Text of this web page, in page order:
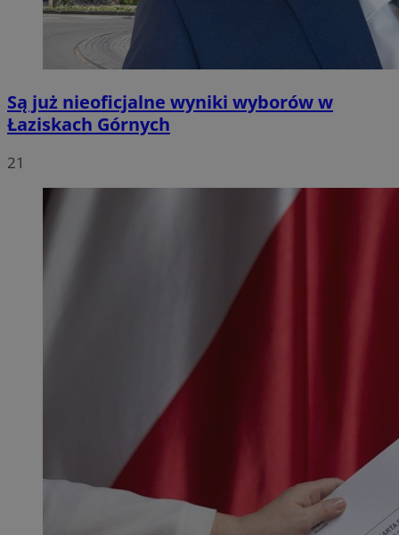
Są już nieoficjalne wyniki wyborów w
Łaziskach Górnych
21